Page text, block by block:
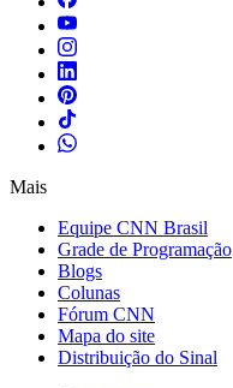
Mais
Equipe CNN Brasil
Grade de Programação
Blogs
Colunas
Fórum CNN
Mapa do site
Distribuição do Sinal